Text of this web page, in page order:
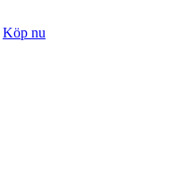
Köp nu